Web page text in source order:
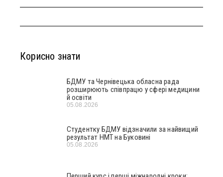
Корисно знати
БДМУ та Чернівецька обласна рада
розширюють співпрацю у сфері медицини
й освіти
05.08.2026
Студентку БДМУ відзначили за найвищий
результат НМТ на Буковині
05.08.2026